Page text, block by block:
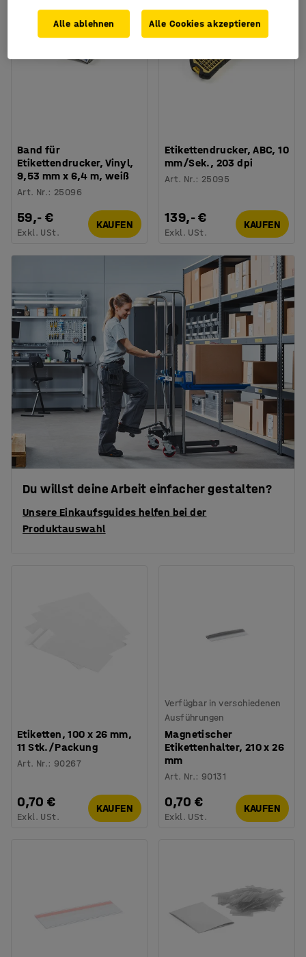
Band für
Etikettendrucker, Vinyl,
9,53 mm x 6,4 m, weiß
Art. Nr.: 25096
59,- €
Exkl. USt.
KAUFEN
Etikettendrucker, ABC, 10
mm/Sek., 203 dpi
Art. Nr.: 25095
139,- €
Exkl. USt.
KAUFEN
Du willst deine Arbeit einfacher gestalten?
Unsere Einkaufsguides helfen bei der
Produktauswahl
Etiketten, 100 x 26 mm,
11 Stk./Packung
Art. Nr.: 90267
0,70 €
Exkl. USt.
KAUFEN
Verfügbar in verschiedenen
Ausführungen
Magnetischer
Etikettenhalter, 210 x 26
mm
Art. Nr.: 90131
0,70 €
Exkl. USt.
KAUFEN
Alle ablehnen Alle Cookies akzeptieren